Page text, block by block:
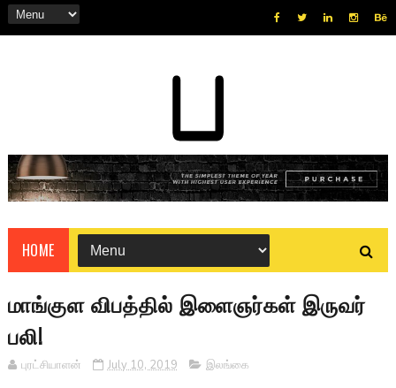
HOME
மாங்குள விபத்தில் இளைஞர்கள் இருவர்
பலி!
புரட்சியாளன் July 10, 2019 இலங்கை